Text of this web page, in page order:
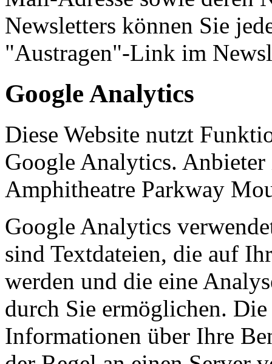
Newsletters können Sie
"Austragen"-Link im
Google Analytics
Diese Website nutzt
Google Analytics.
Amphitheatre Parkway
Google Analytics
sind Textdateien, die auf
werden und die eine
durch Sie ermöglichen.
Informationen über Ihre